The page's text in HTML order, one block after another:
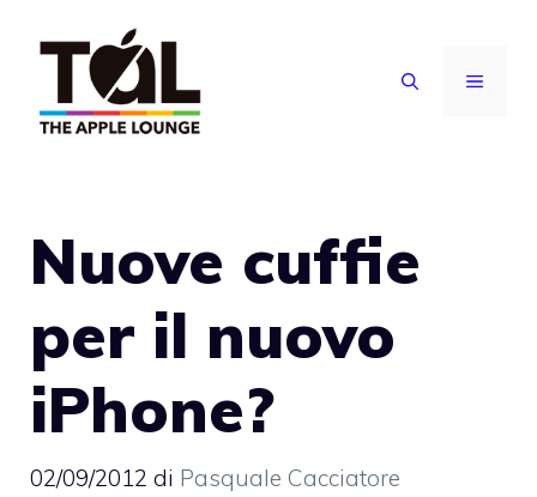
contenuto
MENU
Nuove cuffie
per il nuovo
iPhone?
02/09/2012 di Pasquale Cacciatore